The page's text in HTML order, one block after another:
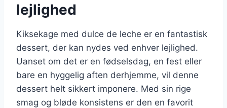
lejlighed
Kiksekage med dulce de leche er en fantastisk
dessert, der kan nydes ved enhver lejlighed.
Uanset om det er en fødselsdag, en fest eller
bare en hyggelig aften derhjemme, vil denne
dessert helt sikkert imponere. Med sin rige
smag og bløde konsistens er den en favorit